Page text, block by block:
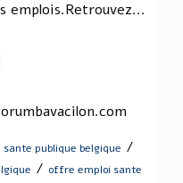
emplois.Retrouvez...
publique belgique /
/ offre emploi sante